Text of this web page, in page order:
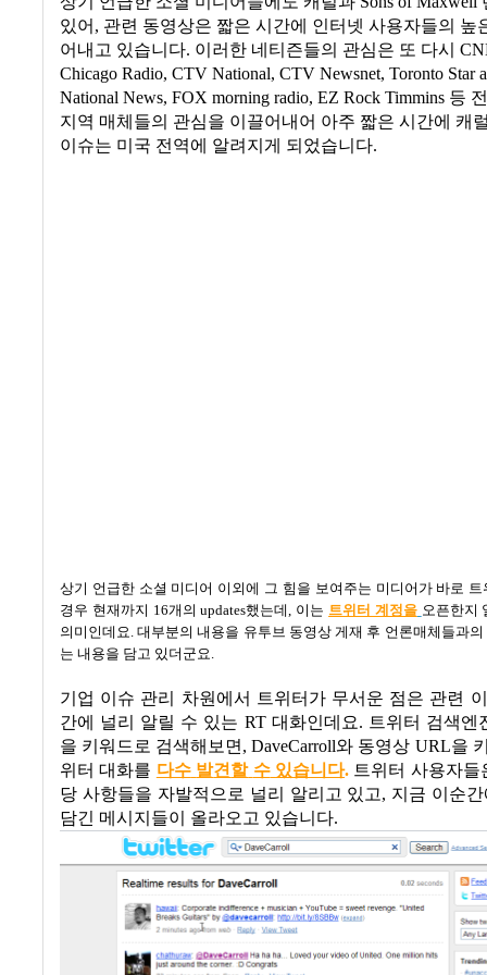
있어 , 관련 동영상은 짧은 시간에 인터넷 사용자들의 높
어내고 있습니다. 이러한 네티즌들의 관심은 또 다시
Chicago Radio, CTV National, CTV Newsnet, Toronto Star
National News, FOX morning radio, EZ Rock Timmins 등
지역 매체들의 관심을 이끌어내어 아주 짧은 시간에 캐
이슈는 미국 전역에 알려지게 되었습니다.
상기 언급한 소셜 미디어 이외에 그 힘을 보여주는 미디어가 바로 트
경우 현재까지 16개의 updates했는데, 이는 트위터 계정을 오픈한지
의미인데요.대부분의 내용을 유투브 동영상 게재 후 언론매체들과
는 내용을 담고 있더군요.
기업 이슈 관리 차원에서 트위터가 무서운 점은 관련
간에 널리 알릴 수 있는 RT 대화인데요. 트위터 검색엔
을 키워드로 검색해보면, DaveCarroll와 동영상 URL을
위터 대화를 다수 발견할 수 있습니다. 트위터 사용자들
당 사항들을 자발적으로 널리 알리고 있고, 지금 이순
담긴 메시지들이 올라오고 있습니다.